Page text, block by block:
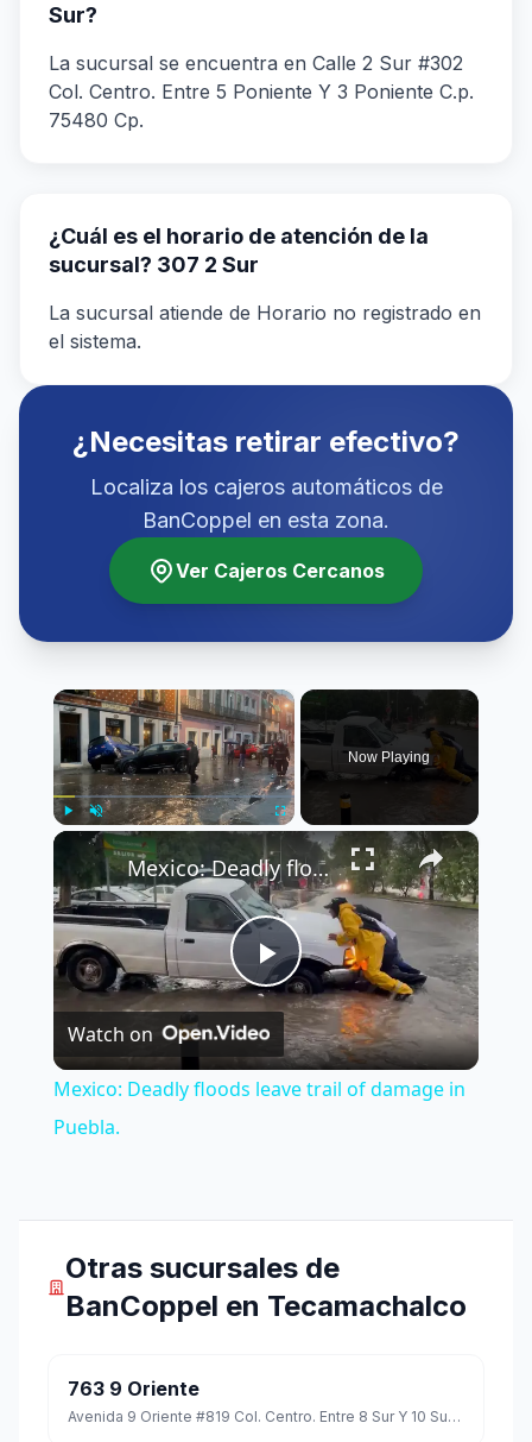
Sur?
La sucursal se encuentra en Calle 2 Sur #302
Col. Centro. Entre 5 Poniente Y 3 Poniente C.p.
75480 Cp.
¿Cuál es el horario de atención de la
sucursal? 307 2 Sur
La sucursal atiende de Horario no registrado en
el sistema.
¿Necesitas retirar efectivo?
Localiza los cajeros automáticos de
BanCoppel en esta zona.
Ver Cajeros Cercanos
×
Play Unmute Fullscreen
Now Playing
×
Play
Video
Mexico: Deadly floods leave trail of damage in Puebla.
Watch on
Mexico: Deadly floods leave trail of damage in
Puebla.
Otras sucursales de
BanCoppel en Tecamachalco
763 9 Oriente
Avenida 9 Oriente #819 Col. Centro. Entre 8 Sur Y 10 Sur C.p. 75480